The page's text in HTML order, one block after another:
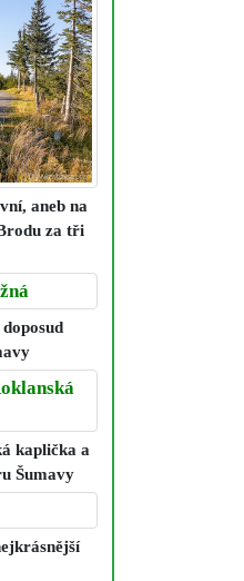
, aneb na
za tři
kaplička a
Šumavy